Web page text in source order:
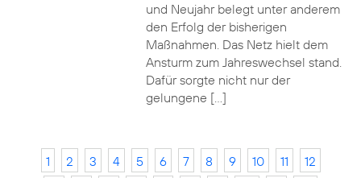
und Neujahr belegt unter anderem
den Erfolg der bisherigen
Maßnahmen. Das Netz hielt dem
Ansturm zum Jahreswechsel stand.
Dafür sorgte nicht nur der
gelungene […]
1 2 3 4 5 6 7 8 9 10 11
12